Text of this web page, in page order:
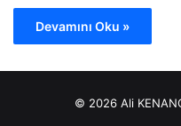
Devamını Oku »
© 2026 Ali